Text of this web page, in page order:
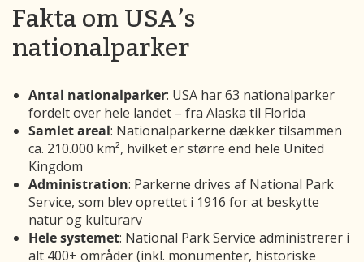
Fakta om USA’s
nationalparker
Antal nationalparker: USA har 63 nationalparker
fordelt over hele landet – fra Alaska til Florida
Samlet areal: Nationalparkerne dækker tilsammen
ca. 210.000 km², hvilket er større end hele United
Kingdom
Administration: Parkerne drives af National Park
Service, som blev oprettet i 1916 for at beskytte
natur og kulturarv
Hele systemet: National Park Service administrerer i
alt 400+ områder (inkl. monumenter, historiske